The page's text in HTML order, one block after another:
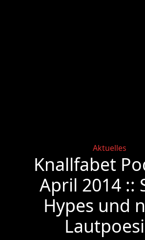
Categories
Aktuelles
Knallfabet
April 2014 ::
Hypes und